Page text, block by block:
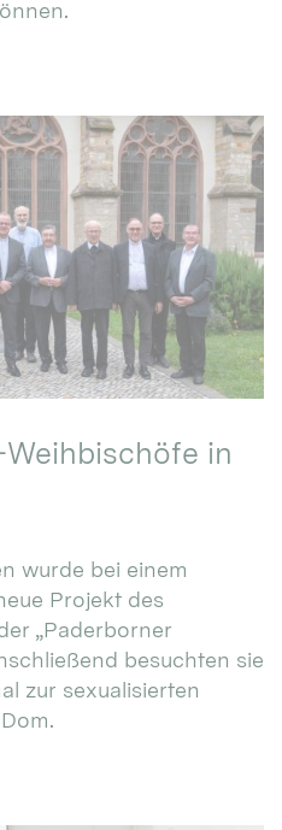
in
wurde bei einem
Projekt des
„Paderborner
besuchten sie
zur sexualisierten